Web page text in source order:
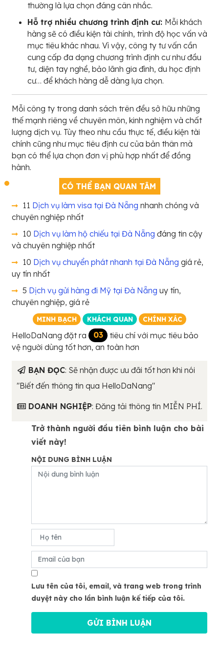
thường là lựa chọn đáng cân nhắc.
Hỗ trợ nhiều chương trình định cư: Mỗi khách
hàng sẽ có điều kiện tài chính, trình độ học vấn và
mục tiêu khác nhau. Vì vậy, công ty tư vấn cần
cung cấp đa dạng chương trình định cư như đầu
tư, diện tay nghề, bảo lãnh gia đình, du học định
cư… để khách hàng dễ dàng lựa chọn.
Mỗi công ty trong danh sách trên đều sở hữu những
thế mạnh riêng về chuyên môn, kinh nghiệm và chất
lượng dịch vụ. Tùy theo nhu cầu thực tế, điều kiện tài
chính cũng như mục tiêu định cư của bản thân mà
bạn có thể lựa chọn đơn vị phù hợp nhất để đồng
hành.
CÓ THỂ BẠN QUAN TÂM
11 Dịch vụ làm visa tại Đà Nẵng nhanh chóng và
chuyên nghiệp nhất
10 Dịch vụ làm hộ chiếu tại Đà Nẵng đáng tin cậy
và chuyên nghiệp nhất
10 Dịch vụ chuyển phát nhanh tại Đà Nẵng giá rẻ,
uy tín nhất
5 Dịch vụ gửi hàng đi Mỹ tại Đà Nẵng uy tín,
chuyên nghiệp, giá rẻ
MINH BẠCH KHÁCH QUAN CHÍNH XÁC
HelloDaNang đặt ra 03
tiêu chí với mục tiêu bảo
vệ người dùng tốt hơn, an toàn hơn
BẠN ĐỌC: Sẽ nhận được ưu đãi tốt hơn khi nói
"Biết đến thông tin qua HelloDaNang"
DOANH NGHIỆP: Đăng tải thông tin MIỄN PHÍ.
Trở thành người đầu tiên bình luận cho bài
viết này!
NỘI DUNG BÌNH LUẬN
Lưu tên của tôi, email, và trang web trong trình
duyệt này cho lần bình luận kế tiếp của tôi.